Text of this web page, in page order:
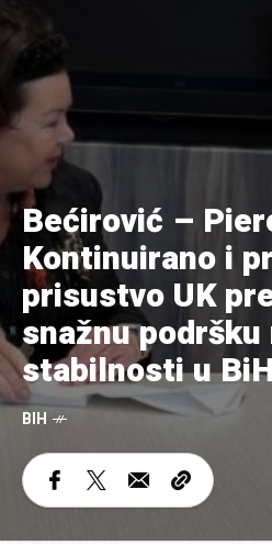
Bećirović –
Kontinuirano i
prisustvo UK
snažnu
stabilnosti u
BIH